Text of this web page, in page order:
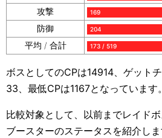
攻撃 169
防御 204
平均 / 合計 173 / 519
ボスとしてのCPは14914、ゲット
33、最低CPは1167となっています。
比較対象として、以前までレイド
ブースターのステータスを紹介しま